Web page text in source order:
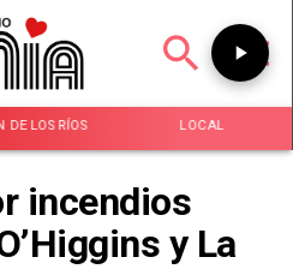
DE LOS RÍOS LOCAL
incendios
y La